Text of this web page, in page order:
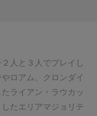
人と３人でプレイし
ロアム、クロンダイ
ライアン・ラウカッ
たエリアマジョリテ